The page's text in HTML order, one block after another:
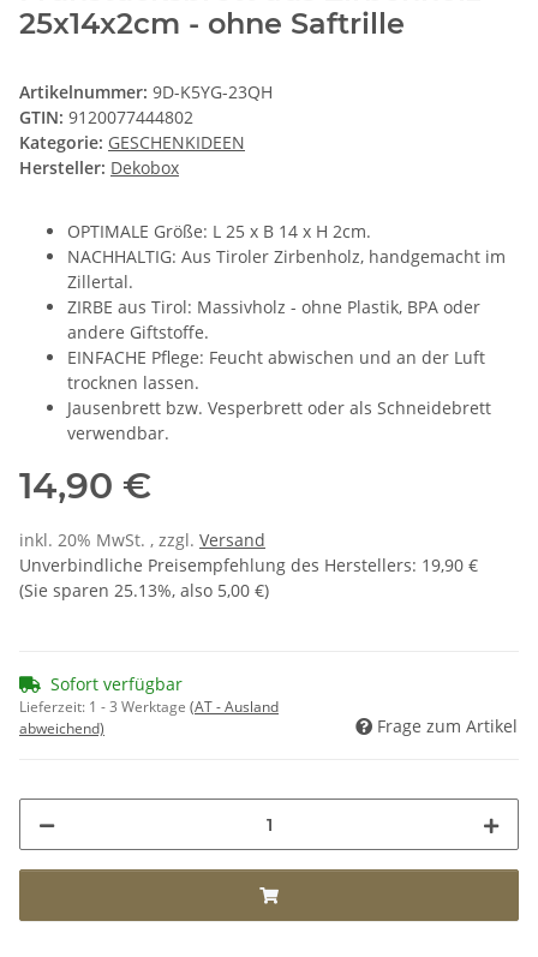
25x14x2cm - ohne Saftrille
Artikelnummer: 9D-K5YG-23QH
GTIN: 9120077444802
Kategorie: GESCHENKIDEEN
Hersteller: Dekobox
OPTIMALE Größe: L 25 x B 14 x H 2cm.
NACHHALTIG: Aus Tiroler Zirbenholz, handgemacht im
Zillertal.
ZIRBE aus Tirol: Massivholz - ohne Plastik, BPA oder
andere Giftstoffe.
EINFACHE Pflege: Feucht abwischen und an der Luft
trocknen lassen.
Jausenbrett bzw. Vesperbrett oder als Schneidebrett
verwendbar.
14,90 €
inkl. 20% MwSt. , zzgl. Versand
Unverbindliche Preisempfehlung des Herstellers: 19,90 €
(Sie sparen 25.13%, also 5,00 €)
Sofort verfügbar
Lieferzeit: 1 - 3 Werktage (AT - Ausland
abweichend)
Frage zum Artikel